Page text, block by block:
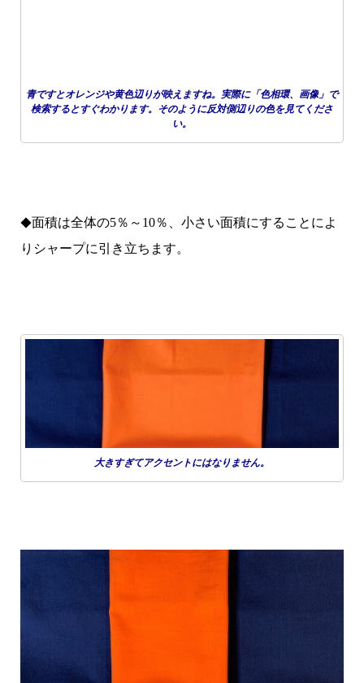
青ですとオレンジや黄色辺りが映えますね。実際に「色相環、画像」で
検索するとすぐわかります。そのように反対側辺りの色を見てくださ
い。
◆面積は全体の5％～10％、小さい面積にすることによ
りシャープに引き立ちます。
大きすぎてアクセントにはなりません。